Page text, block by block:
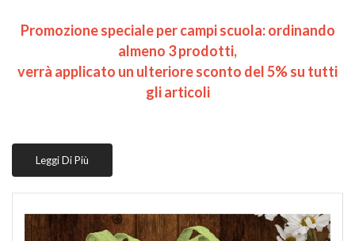
Promozione speciale per campi scuola: ordinando
almeno 3 prodotti,
verrà applicato un ulteriore sconto del 5% su tutti
gli articoli
Leggi Di Più